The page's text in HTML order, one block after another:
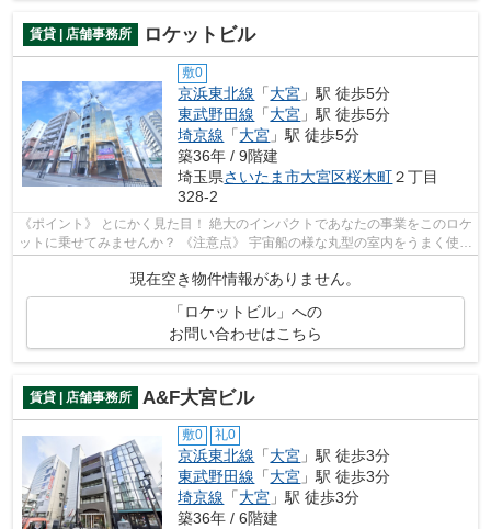
賃貸 | 店舗事務所 ロケットビル
敷0
京浜東北線 「大宮 」駅 徒歩5分
東武野田線 「大宮 」駅 徒歩5分
埼京線 「大宮 」駅 徒歩5分
築36年 / 9階建
埼玉県さいたま市大宮区桜木町２丁目
328-2
《ポイント》 とにかく見た目！ 絶大のインパクトであなたの事業をこのロケ
ットに乗せてみませんか？ 《注意点》 宇宙船の様な丸型の室内をうまく使い
こなせるかが決め手になります
現在空き物件情報がありません。
「ロケットビル」への
お問い合わせはこちら
賃貸 | 店舗事務所 A&F大宮ビル
敷0 礼0
京浜東北線 「大宮 」駅 徒歩3分
東武野田線 「大宮 」駅 徒歩3分
埼京線 「大宮 」駅 徒歩3分
築36年 / 6階建